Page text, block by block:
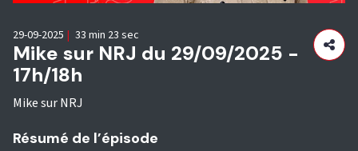
Mike sur NRJ du 29/09/2025 -
17h/18h
Mike sur NRJ
29-09-2025 | 33 min 23 sec
Résumé de l’épisode